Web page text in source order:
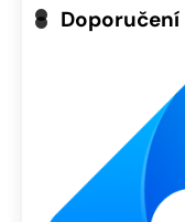
Doporučení